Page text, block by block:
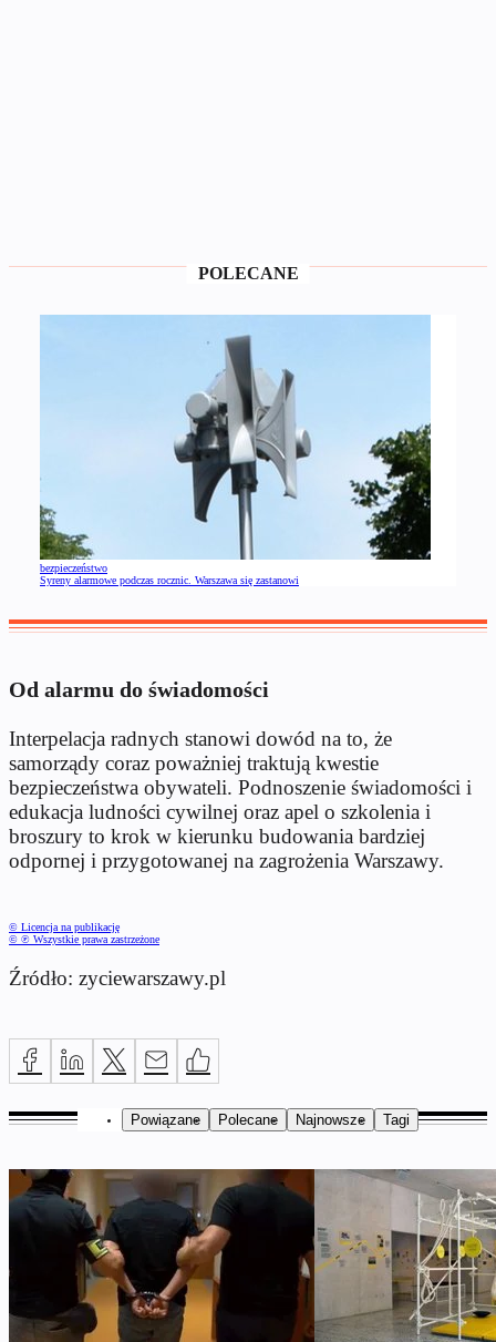
POLECANE
bezpieczeństwo
Syreny alarmowe podczas rocznic. Warszawa się zastanowi
Od alarmu do świadomości
Interpelacja radnych stanowi dowód na to, że
samorządy coraz poważniej traktują kwestie
bezpieczeństwa obywateli. Podnoszenie świadomości i
edukacja ludności cywilnej oraz apel o szkolenia i
broszury to krok w kierunku budowania bardziej
odpornej i przygotowanej na zagrożenia Warszawy.
© Licencja na publikację
© ℗ Wszystkie prawa zastrzeżone
Źródło: zyciewarszawy.pl
Powiązane Polecane Najnowsze Tagi